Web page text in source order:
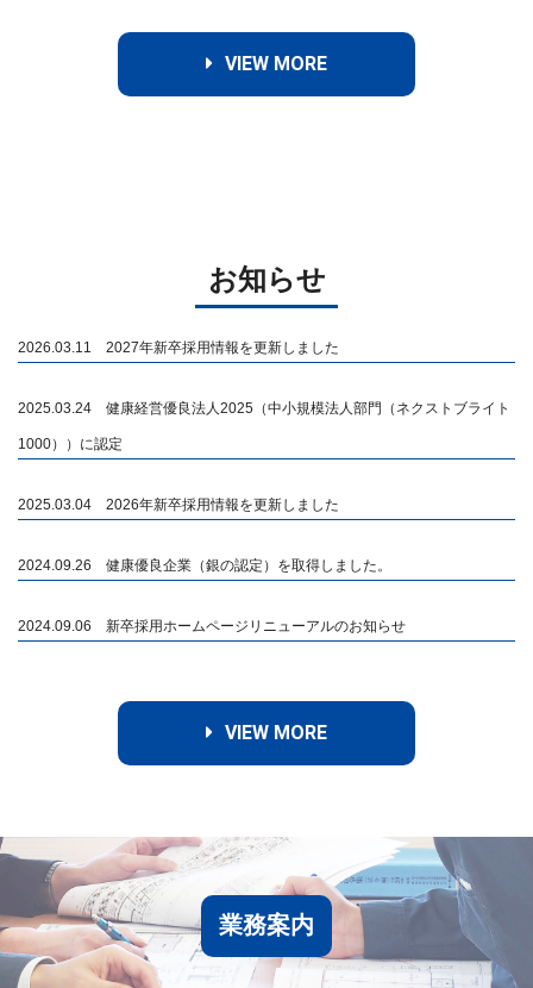
VIEW MORE
お知らせ
2026.03.11 2027年新卒採用情報を更新しました
2025.03.24 健康経営優良法人2025（中小規模法人部門（ネクストブライト
1000））に認定
2025.03.04 2026年新卒採用情報を更新しました
2024.09.26 健康優良企業（銀の認定）を取得しました。
2024.09.06 新卒採用ホームページリニューアルのお知らせ
VIEW MORE
業務案内